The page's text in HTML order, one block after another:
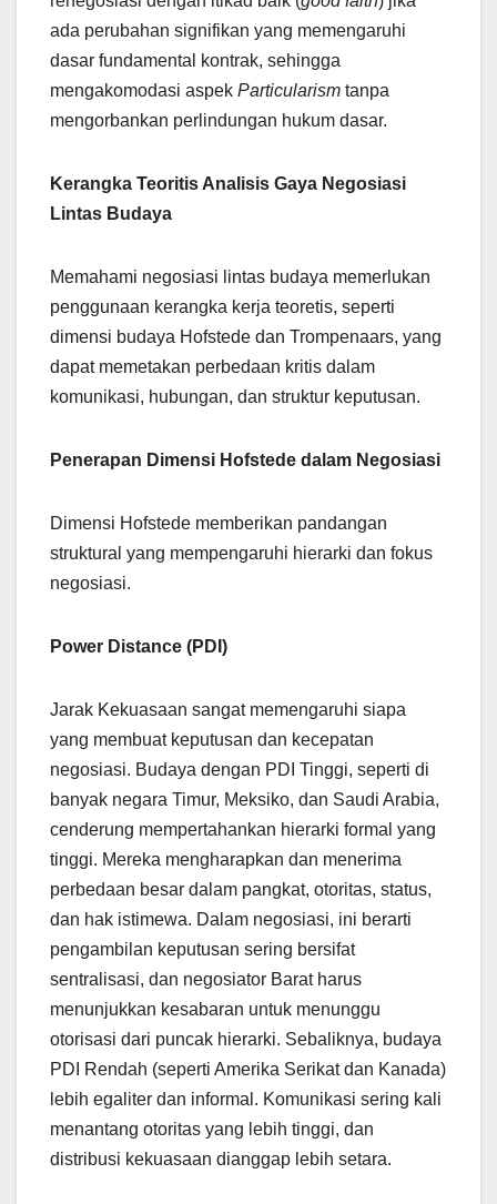
ada perubahan signifikan yang memengaruhi
dasar fundamental kontrak, sehingga
mengakomodasi aspek Particularism tanpa
mengorbankan perlindungan hukum dasar.
Kerangka Teoritis Analisis Gaya Negosiasi
Lintas Budaya
Memahami negosiasi lintas budaya memerlukan
penggunaan kerangka kerja teoretis, seperti
dimensi budaya Hofstede dan Trompenaars, yang
dapat memetakan perbedaan kritis dalam
komunikasi, hubungan, dan struktur keputusan.
Penerapan Dimensi Hofstede dalam Negosiasi
Dimensi Hofstede memberikan pandangan
struktural yang mempengaruhi hierarki dan fokus
negosiasi.
Power Distance (PDI)
Jarak Kekuasaan sangat memengaruhi siapa
yang membuat keputusan dan kecepatan
negosiasi. Budaya dengan PDI Tinggi, seperti di
banyak negara Timur, Meksiko, dan Saudi Arabia,
cenderung mempertahankan hierarki formal yang
tinggi. Mereka mengharapkan dan menerima
perbedaan besar dalam pangkat, otoritas, status,
dan hak istimewa. Dalam negosiasi, ini berarti
pengambilan keputusan sering bersifat
sentralisasi, dan negosiator Barat harus
menunjukkan kesabaran untuk menunggu
otorisasi dari puncak hierarki. Sebaliknya, budaya
PDI Rendah (seperti Amerika Serikat dan Kanada)
lebih egaliter dan informal. Komunikasi sering kali
menantang otoritas yang lebih tinggi, dan
distribusi kekuasaan dianggap lebih setara.